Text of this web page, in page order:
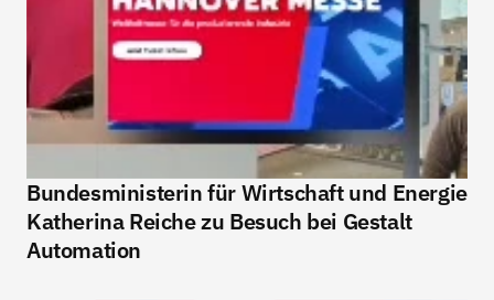
Gestalt Automation
Kontakt
Termin vereinbaren
Gestalt Automation
Bundesministerin für Wirtschaft und Energie
Katherina Reiche zu Besuch bei Gestalt
Automation